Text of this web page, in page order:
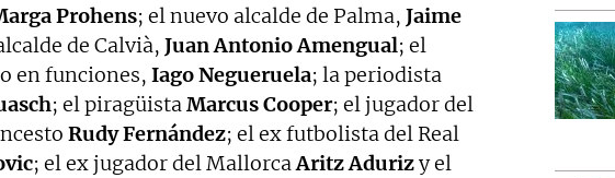
Prohens; el nuevo alcalde de Palma, Jaime
de Calvià, Juan Antonio Amengual; el
en funciones, Iago Negueruela; la periodista
; el piragüistaMarcus Cooper; el jugador del
Rudy Fernández; el ex futbolista del Real
; el ex jugador del MallorcaAritz Adurizy el